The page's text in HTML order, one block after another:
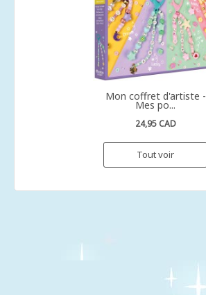
Mon coffret d'artiste -
Mes po...
24,95 CAD
Tout voir